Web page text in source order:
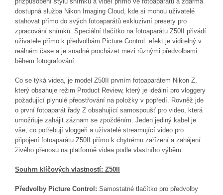
dostupná služba Nikon Imaging Cloud, kde si mohou uživatelé
stahovat přímo do svých fotoaparátů exkluzivní presety pro
zpracování snímků. Speciální tlačítko na fotoaparátu Z50II přivádí
uživatele přímo k předvolbám Picture Control: efekt je viditelný v
reálném čase a je snadné procházet mezi různými předvolbami
během fotografování.
Co se týká videa, je model Z50II prvním fotoaparátem Nikon Z,
který obsahuje režim Product Review, který je ideální pro vloggery
požadující plynulé přeostřování na položky v popředí. Rovněž jde
o první fotoaparát řady Z obsahující samospoušť pro video, která
umožňuje zahájit záznam se zpožděním. Jeden jediný kabel je
vše, co potřebují vloggeři a uživatelé streamující video pro
připojení fotoaparátu Z50II přímo k chytrému zařízení a zahájení
živého přenosu na platformě videa podle vlastního výběru.
Souhrn klíčových vlastností: Z50II
Předvolby Picture Control: Samostatné tlačítko pro předvolby